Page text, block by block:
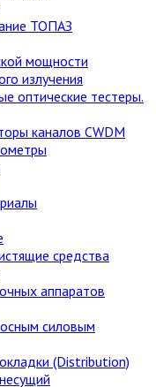
ТОПАЗ
мощности
излучения
оптические тестеры.
каналов CWDM
средства
аппаратов
силовым
(Distribution)